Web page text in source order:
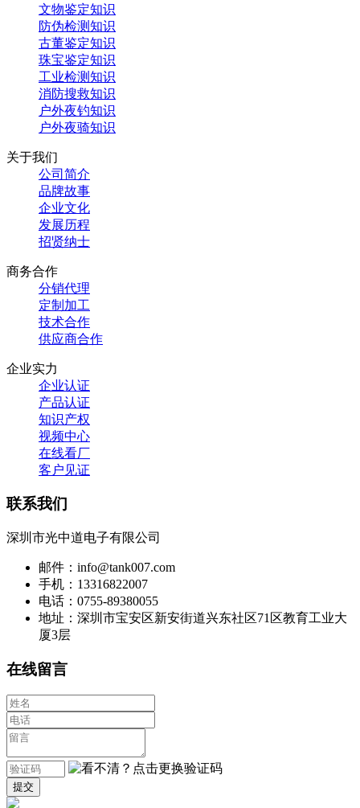
文物鉴定知识
防伪检测知识
古董鉴定知识
珠宝鉴定知识
工业检测知识
消防搜救知识
户外夜钓知识
户外夜骑知识
关于我们
公司简介
品牌故事
企业文化
发展历程
招贤纳士
商务合作
分销代理
定制加工
技术合作
供应商合作
企业实力
企业认证
产品认证
知识产权
视频中心
在线看厂
客户见证
联系我们
深圳市光中道电子有限公司
邮件：info@tank007.com
手机：13316822007
电话：0755-89380055
地址：深圳市宝安区新安街道兴东社区71区教育工业大
厦3层
在线留言